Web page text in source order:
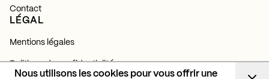
Nous utilisons les cookies pour vous offrir une
Contact
LÉGAL
Mentions légales
Politique de confidentialité